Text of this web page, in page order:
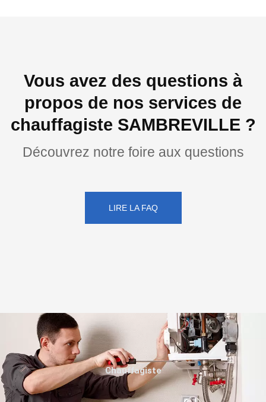
Vous avez des questions à
propos de nos services de
chauffagiste SAMBREVILLE ?
Découvrez notre foire aux questions
LIRE LA FAQ
Chauffagiste